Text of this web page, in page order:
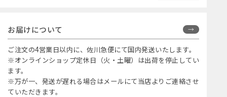
お届けについて
ご注文の4営業日以内に、佐川急便にて国内発送いたします。
※オンラインショップ定休日（火・土曜）は出荷を停止してい
ます。
※万が一、発送が遅れる場合はメールにて当店よりご連絡させ
ていただきます。